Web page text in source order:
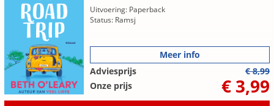
Uitvoering: Paperback
Status: Ramsj
Meer info
Adviesprijs
€ 8,99
Onze prijs
€ 3,99